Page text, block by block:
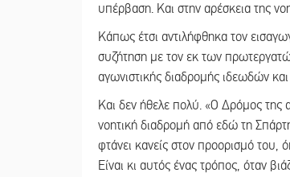
υπέρβαση. Και στην αρέσκεια της
Κάπως έτσι αντιλήφθηκα τον
συζήτηση με τον εκ των
αγωνιστικής διαδρομής ιδεωδών
Και δεν ήθελε πολύ. «Ο Δρόμος της
νοητική διαδρομή από εδώ τη
φτάνει κανείς στον προορισμό
Είναι κι αυτός ένας τρόπος, όταν